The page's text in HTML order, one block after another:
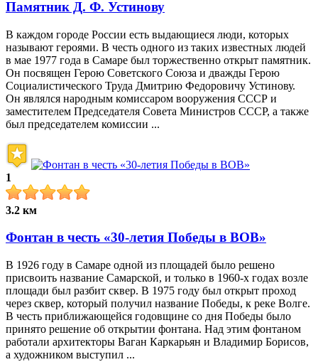
Памятник Д. Ф. Устинову
В каждом городе России есть выдающиеся люди, которых
называют героями. В честь одного из таких известных людей
в мае 1977 года в Самаре был торжественно открыт памятник.
Он посвящен Герою Советского Союза и дважды Герою
Социалистического Труда Дмитрию Федоровичу Устинову.
Он являлся народным комиссаром вооружения СССР и
заместителем Председателя Совета Министров СССР, а также
был председателем комиссии ...
1
3.2 км
Фонтан в честь «30-летия Победы в ВОВ»
В 1926 году в Самаре одной из площадей было решено
присвоить название Самарской, и только в 1960-х годах возле
площади был разбит сквер. В 1975 году был открыт проход
через сквер, который получил название Победы, к реке Волге.
В честь приближающейся годовщине со дня Победы было
принято решение об открытии фонтана. Над этим фонтаном
работали архитекторы Ваган Каркарьян и Владимир Борисов,
а художником выступил ...